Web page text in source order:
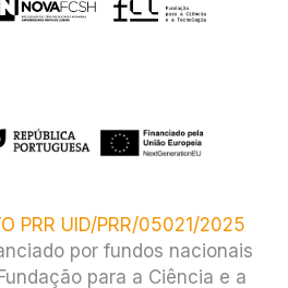
PRR UID/PRR/05021/2025
por fundos nacionais
para a Ciência e a